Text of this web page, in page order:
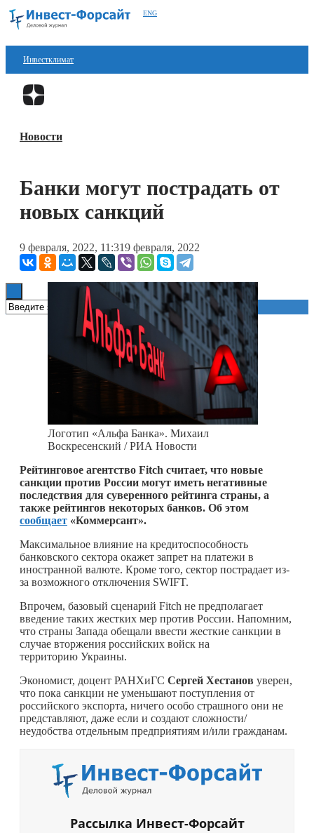
ENG
Инвестклимат
Финансы
Блокчейн
Книги
Новости
Банки могут пострадать от
новых санкций
9 февраля, 2022, 11:319 февраля, 2022
Логотип «Альфа Банка». Михаил
Воскресенский / РИА Новости
Рейтинговое агентство Fitch считает, что новые
санкции против России могут иметь негативные
последствия для суверенного рейтинга страны, а
также рейтингов некоторых банков. Об этом
сообщает «Коммерсант».
Максимальное влияние на кредитоспособность
банковского сектора окажет запрет на платежи в
иностранной валюте. Кроме того, сектор пострадает из-
за возможного отключения SWIFT.
Впрочем, базовый сценарий Fitch не предполагает
введение таких жестких мер против России. Напомним,
что страны Запада обещали ввести жесткие санкции в
случае вторжения российских войск на
территорию Украины.
Экономист, доцент РАНХиГС Сергей Хестанов уверен,
что пока санкции не уменьшают поступления от
российского экспорта, ничего особо страшного они не
представляют, даже если и создают сложности/
неудобства отдельным предприятиям и/или гражданам.
Рассылка Инвест-Форсайт